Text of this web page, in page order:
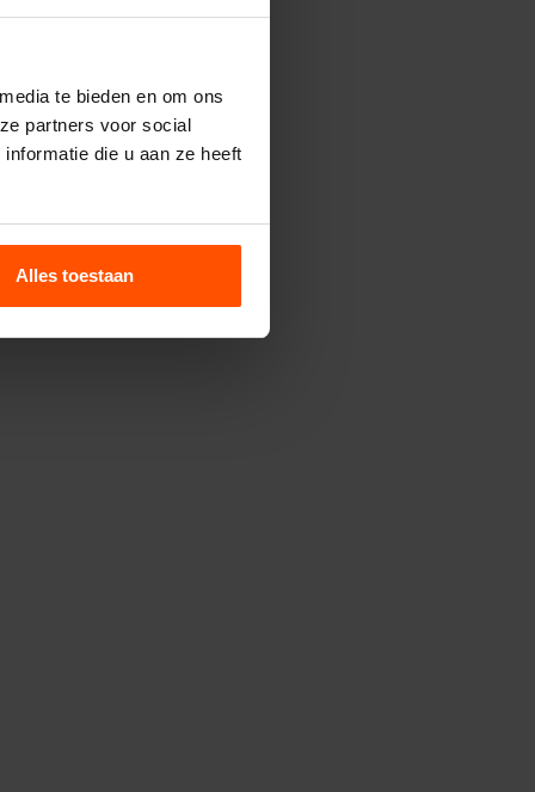
te bieden en om ons
partners voor social
die u aan ze heeft
Alles toestaan